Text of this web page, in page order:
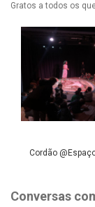
Gratos a todos os
Cordão
Conversas